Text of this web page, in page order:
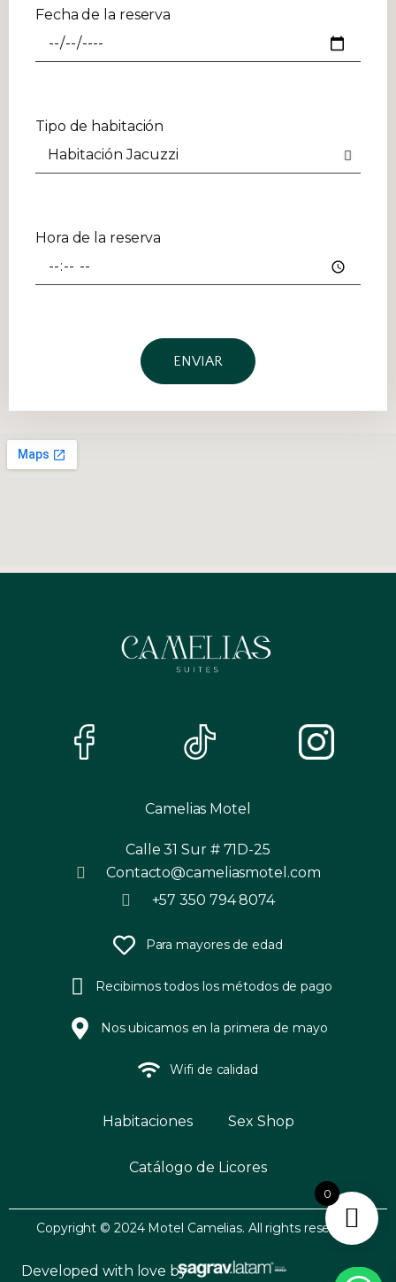
Fecha de la reserva
Tipo de habitación
Hora de la reserva
ENVIAR
Camelias Motel
Calle 31 Sur # 71D-25
Contacto@cameliasmotel.com
+57 350 794 8074
Para mayores de edad
Recibimos todos los métodos de pago
Nos ubicamos en la primera de mayo
Wifi de calidad
Habitaciones Sex Shop
Catálogo de Licores
Copyright © 2024 Motel Camelias. All rights reserved.
Developed with love by
0